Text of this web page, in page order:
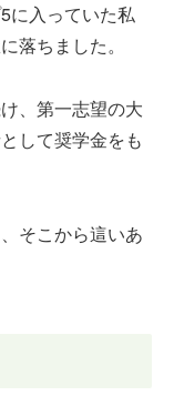
に入っていた私
落ちました。
、第一志望の大
して奨学金をも
そこから這いあ